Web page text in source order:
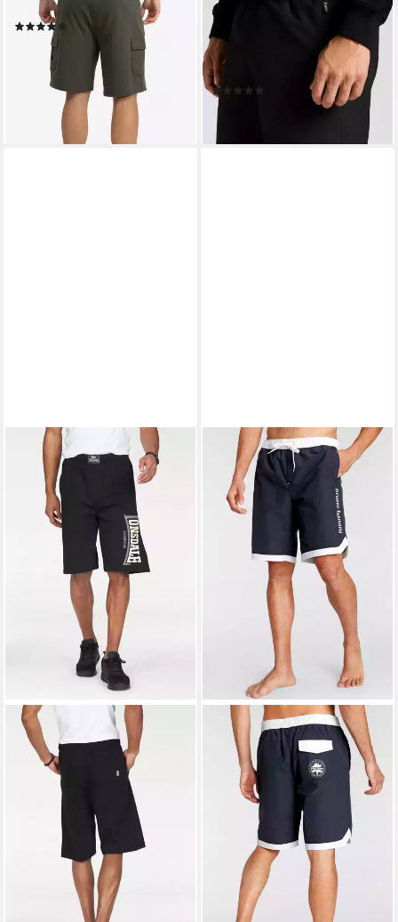
Cargoshorts TOTTON
(12)
ab 34,90 €
lieferbar - in 3-4 Werktagen bei dir
Trainingsshorts BROXFIELD
mit seitlichen
Reißverschlusstaschen, aus
leichtem Polyestergewebe
35,49 €
lieferbar - in 5-6 Werktagen bei dir